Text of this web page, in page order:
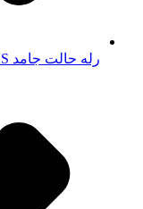
رله حالت جامد ES